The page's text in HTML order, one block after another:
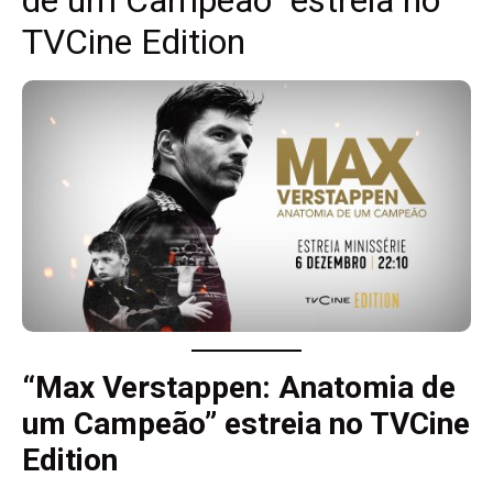
TVCine Edition
“Max Verstappen: Anatomia de
um Campeão” estreia no TVCine
Edition